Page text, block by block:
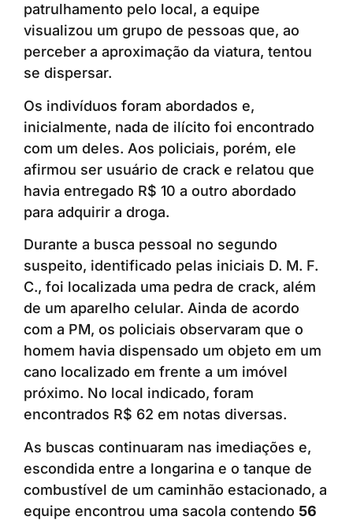
patrulhamento pelo local, a equipe
visualizou um grupo de pessoas que, ao
perceber a aproximação da viatura, tentou
se dispersar.
Os indivíduos foram abordados e,
inicialmente, nada de ilícito foi encontrado
com um deles. Aos policiais, porém, ele
afirmou ser usuário de crack e relatou que
havia entregado R$ 10 a outro abordado
para adquirir a droga.
Durante a busca pessoal no segundo
suspeito, identificado pelas iniciais D. M. F.
C., foi localizada uma pedra de crack, além
de um aparelho celular. Ainda de acordo
com a PM, os policiais observaram que o
homem havia dispensado um objeto em um
cano localizado em frente a um imóvel
próximo. No local indicado, foram
encontrados R$ 62 em notas diversas.
As buscas continuaram nas imediações e,
escondida entre a longarina e o tanque de
combustível de um caminhão estacionado, a
equipe encontrou uma sacola contendo 56